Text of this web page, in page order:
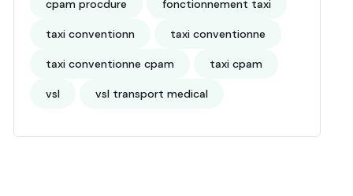
cpam procdure fonctionnement taxi
taxi conventionn taxi conventionne
taxi conventionne cpam taxi cpam
vsl vsl transport medical